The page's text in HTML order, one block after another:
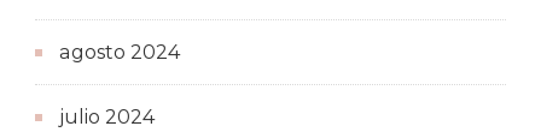
agosto 2024
julio 2024